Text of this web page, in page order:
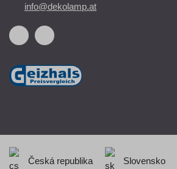
info@dekolamp.at
Česká republika Slovensko